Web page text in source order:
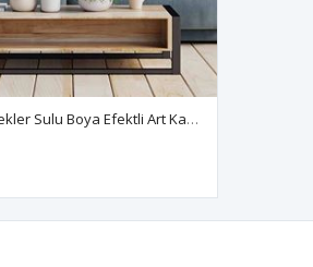
Pembe Çiçekler Sulu Boya Efektli Art Kanvas Tablo 2221865